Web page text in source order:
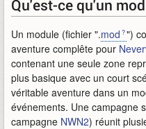
Qu'est-ce qu'un
Un module (fichier ".mod ")
aventure complête pour
contenant une seule zone
plus basique avec un court
véritable aventure dans un
événements. Une campagne
campagne NWN2) réunit